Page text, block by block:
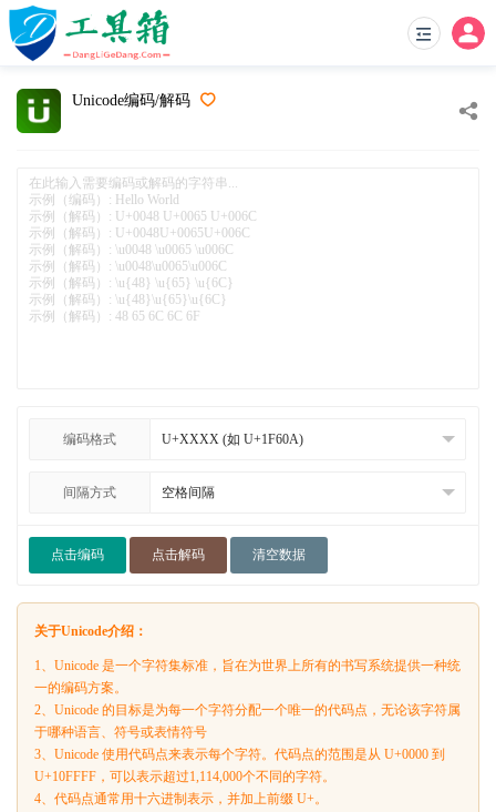
Unicode编码/解码
编码格式
间隔方式
点击编码 点击解码 清空数据
关于Unicode介绍：
1、Unicode 是一个字符集标准，旨在为世界上所有的书写系统提供一种统
一的编码方案。
2、Unicode 的目标是为每一个字符分配一个唯一的代码点，无论该字符属
于哪种语言、符号或表情符号
3、Unicode 使用代码点来表示每个字符。代码点的范围是从 U+0000 到
U+10FFFF，可以表示超过1,114,000个不同的字符。
4、代码点通常用十六进制表示，并加上前缀 U+。